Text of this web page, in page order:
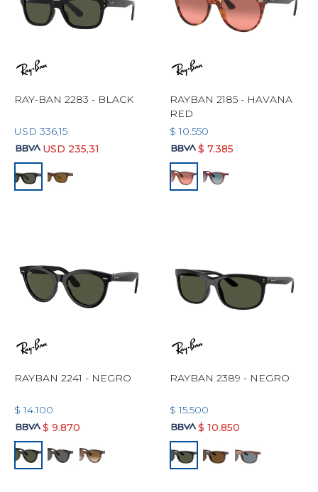
RAY-BAN 2283 - BLACK
USD 336,15
USD 235,31
RAYBAN 2185 - HAVANA
RED
$ 10.550
$ 7.385
RAYBAN 2241 - NEGRO
$ 14.100
$ 9.870
RAYBAN 2389 - NEGRO
$ 15.500
$ 10.850